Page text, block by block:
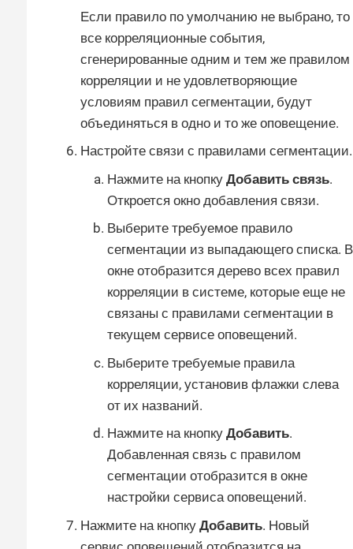
Если правило по умолчанию не выбрано, то
все корреляционные события,
сгенерированные одним и тем же правилом
корреляции и не удовлетворяющие
условиям правил сегментации, будут
объединяться в одно и то же оповещение.
Настройте связи с правилами сегментации.
Нажмите на кнопку Добавить связь.
Откроется окно добавления связи.
Выберите требуемое правило
сегментации из выпадающего списка. В
окне отобразится дерево всех правил
корреляции в системе, которые еще не
связаны с правилами сегментации в
текущем сервисе оповещений.
Выберите требуемые правила
корреляции, установив флажки слева
от их названий.
Нажмите на кнопку Добавить.
Добавленная связь с правилом
сегментации отобразится в окне
настройки сервиса оповещений.
Нажмите на кнопку Добавить. Новый